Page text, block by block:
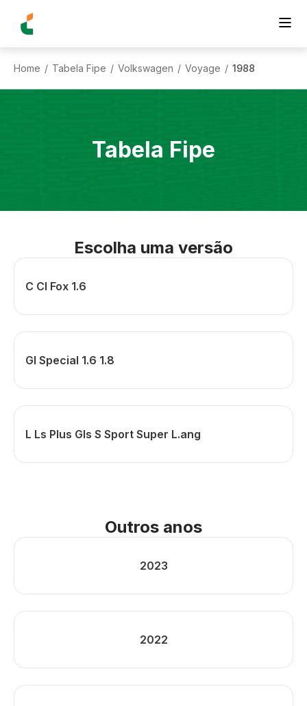
Home / Tabela Fipe / Volkswagen / Voyage / 1988
Tabela Fipe
Escolha uma versão
C Cl Fox 1.6
Gl Special 1.6 1.8
L Ls Plus Gls S Sport Super L.ang
Outros anos
2023
2022